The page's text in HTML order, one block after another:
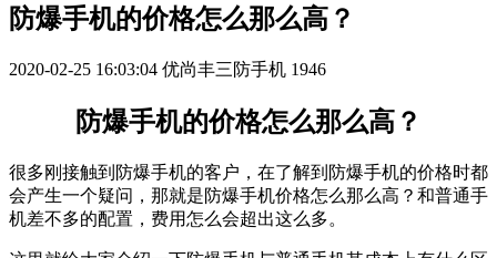
​防爆手机的价格怎么那么高？
2020-02-25 16:03:04 优尚丰三防手机 1946
防爆手机的价格怎么那么高？
很多刚接触到防爆手机的客户，在了解到防爆手机的价格时都
会产生一个疑问，那就是防爆手机价格怎么那么高？和普通手
机差不多的配置，费用怎么会超出这么多。